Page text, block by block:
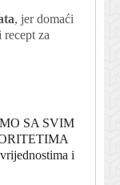
, jer domaći
za
SA SVIM
i